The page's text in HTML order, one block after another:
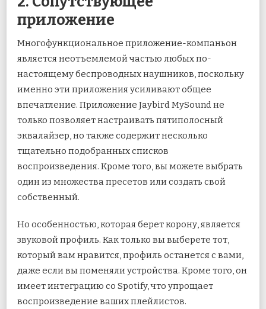
приложение
Многофункциональное приложение-компаньон
является неотъемлемой частью любых по-
настоящему беспроводных наушников, поскольку
именно эти приложения усиливают общее
впечатление. Приложение Jaybird MySound не
только позволяет настраивать пятиполосный
эквалайзер, но также содержит несколько
тщательно подобранных списков
воспроизведения. Кроме того, вы можете выбрать
один из множества пресетов или создать свой
собственный.
Но особенностью, которая берет корону, является
звуковой профиль. Как только вы выберете тот,
который вам нравится, профиль останется с вами,
даже если вы поменяли устройства. Кроме того, он
имеет интеграцию со Spotify, что упрощает
воспроизведение ваших плейлистов.